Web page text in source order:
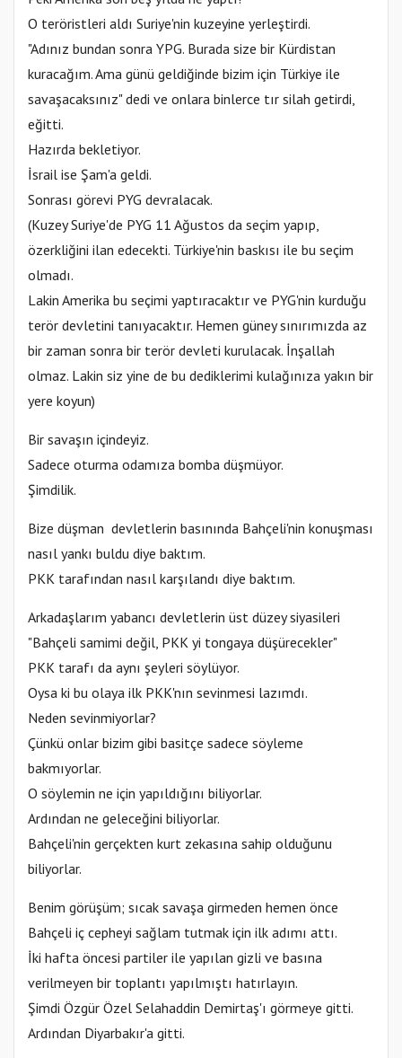
O teröristleri aldı Suriye'nin kuzeyine yerleştirdi.
"Adınız bundan sonra YPG. Burada size bir Kürdistan
kuracağım. Ama günü geldiğinde bizim için Türkiye ile
savaşacaksınız" dedi ve onlara binlerce tır silah getirdi,
eğitti.
Hazırda bekletiyor.
İsrail ise Şam'a geldi.
Sonrası görevi PYG devralacak.
(Kuzey Suriye'de PYG 11 Ağustos da seçim yapıp,
özerkliğini ilan edecekti. Türkiye'nin baskısı ile bu seçim
olmadı.
Lakin Amerika bu seçimi yaptıracaktır ve PYG'nin kurduğu
terör devletini tanıyacaktır. Hemen güney sınırımızda az
bir zaman sonra bir terör devleti kurulacak. İnşallah
olmaz. Lakin siz yine de bu dediklerimi kulağınıza yakın bir
yere koyun)
Bir savaşın içindeyiz.
Sadece oturma odamıza bomba düşmüyor.
Şimdilik.
Bize düşman devletlerin basınında Bahçeli'nin konuşması
nasıl yankı buldu diye baktım.
PKK tarafından nasıl karşılandı diye baktım.
Arkadaşlarım yabancı devletlerin üst düzey siyasileri
"Bahçeli samimi değil, PKK yi tongaya düşürecekler"
PKK tarafı da aynı şeyleri söylüyor.
Oysa ki bu olaya ilk PKK'nın sevinmesi lazımdı.
Neden sevinmiyorlar?
Çünkü onlar bizim gibi basitçe sadece söyleme
bakmıyorlar.
O söylemin ne için yapıldığını biliyorlar.
Ardından ne geleceğini biliyorlar.
Bahçeli'nin gerçekten kurt zekasına sahip olduğunu
biliyorlar.
Benim görüşüm; sıcak savaşa girmeden hemen önce
Bahçeli iç cepheyi sağlam tutmak için ilk adımı attı.
İki hafta öncesi partiler ile yapılan gizli ve basına
verilmeyen bir toplantı yapılmıştı hatırlayın.
Şimdi Özgür Özel Selahaddin Demirtaş'ı görmeye gitti.
Ardından Diyarbakır'a gitti.